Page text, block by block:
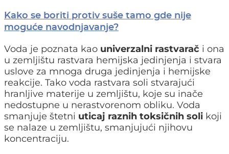
Kako se boriti protiv suše tamo gde nije
moguće navodnjavanje?
Voda je poznata kao univerzalni rastvarač i ona
u zemljištu rastvara hemijska jedinjenja i stvara
uslove za mnoga druga jedinjenja i hemijske
reakcije. Tako voda rastvara soli stvarajući
hranljive materije u zemljištu, koje su inače
nedostupne u nerastvorenom obliku. Voda
smanjuje štetni uticaj raznih toksičnih soli koji
se nalaze u zemljištu, smanjujući njihovu
koncentraciju.